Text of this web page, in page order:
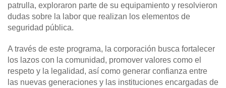
patrulla, exploraron parte de su equipamiento y resolvieron
dudas sobre la labor que realizan los elementos de
seguridad pública.
A través de este programa, la corporación busca fortalecer
los lazos con la comunidad, promover valores como el
respeto y la legalidad, así como generar confianza entre
las nuevas generaciones y las instituciones encargadas de